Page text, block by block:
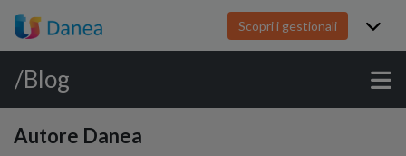
Scopri i gestionali
/Blog
Autore Danea